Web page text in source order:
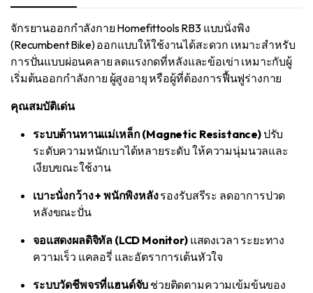
จักรยานออกกำลังกาย Homefittools RB3 แบบนั่งพิง
(Recumbent Bike) ออกแบบให้ใช้งานได้สะดวก เหมาะสำหรับ
การปั่นแบบผ่อนคลาย ลดแรงกดที่หลังและข้อเข่า เหมาะกับผู้
เริ่มต้นออกกำลังกาย ผู้สูงอายุ หรือผู้ที่ต้องการฟื้นฟูร่างกาย
คุณสมบัติเด่น
ระบบต้านทานแม่เหล็ก (Magnetic Resistance)ปรับ
ระดับความหนักเบาได้หลายระดับ ให้ความนุ่มนวลและ
เงียบขณะใช้งาน
เบาะนั่งกว้าง + พนักพิงหลังรองรับสรีระ ลดอาการปวด
หลังขณะปั่น
จอแสดงผลดิจิทัล (LCD Monitor)แสดงเวลา ระยะทาง
ความเร็ว แคลอรี่ และอัตราการเต้นหัวใจ
ระบบวัดชีพจรที่แฮนด์จับ ช่วยติดตามความเข้มข้นของ